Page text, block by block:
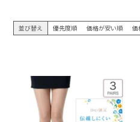
並び替え 優先度順 価格が安い順 価